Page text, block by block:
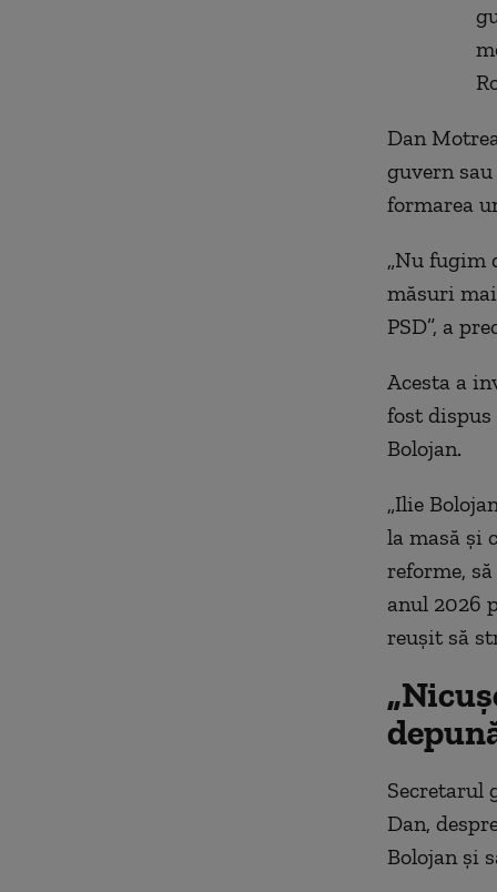
Dan
guvern
formarea
„Nu fugim
măsuri
PSD”, a
Acesta a
fost dispus
Bolojan.
„Ilie
la masă și
reforme,
anul 2026
reușit să
Secretarul
Dan,
Bolojan și